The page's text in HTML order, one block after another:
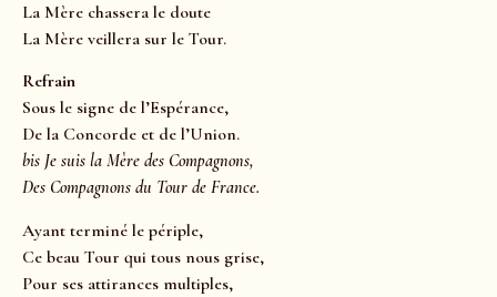
La Mère chassera le doute
La Mère veillera sur le Tour.
Refrain
Sous le signe de l’Espérance,
De la Concorde et de l’Union.
bis Je suis la Mère des Compagnons,
Des Compagnons du Tour de France.
Ayant terminé le périple,
Ce beau Tour qui tous nous grise,
Pour ses attirances multiples,